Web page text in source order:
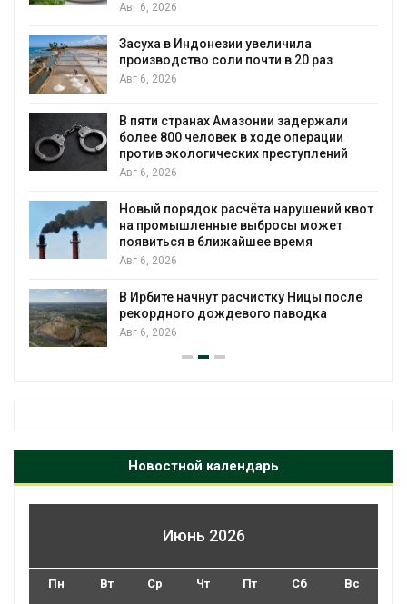
Авг 6, 2026
Засуха в Индонезии увеличила
производство соли почти в 20 раз
Авг 6, 2026
В пяти странах Амазонии задержали
более 800 человек в ходе операции
против экологических преступлений
Авг 6, 2026
Новый порядок расчёта нарушений квот
на промышленные выбросы может
появиться в ближайшее время
Авг 6, 2026
В Ирбите начнут расчистку Ницы после
рекордного дождевого паводка
Авг 6, 2026
Новостной календарь
Июнь 2026
Пн Вт Ср Чт Пт Сб Вс